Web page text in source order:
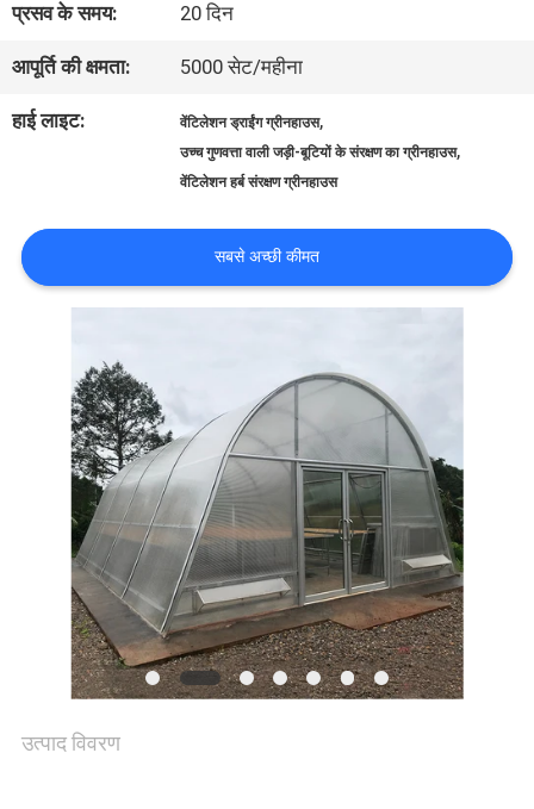
कारखाना
भ्रमण
नियंत्रण
समाचार
गोपनीयता
प्रसव के समय: 20 दिन
आपूर्ति की क्षमता: 5000 सेट/महीना
हाई लाइट: वेंटिलेशन ड्राईंग ग्रीनहाउस,
उच्च गुणवत्ता वाली जड़ी-बूटियों के संरक्षण का ग्रीनहाउस,
वेंटिलेशन हर्ब संरक्षण ग्रीनहाउस
सबसे अच्छी कीमत
उत्पाद विवरण